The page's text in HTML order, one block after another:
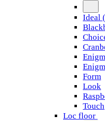
Ideal
Form
Look
Touch
Loc floor